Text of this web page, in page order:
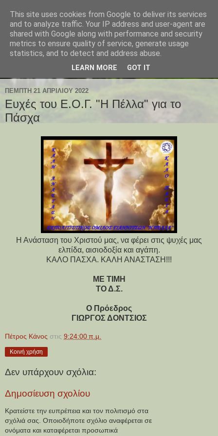
ΠΈΜΠΤΗ 21 ΑΠΡΙΛΊΟΥ 2022
Ευχές του Ε.Ο.Γ. "Η Πέλλα" για το
Πάσχα
Η Ανάσταση του Χριστού μας, να φέρει στις ψυχές μας
ελπίδα, αισιοδοξία και αγάπη.
ΚΑΛΟ ΠΑΣΧΑ. ΚΑΛΗ ΑΝΑΣΤΑΣΗ!!!
ΜΕ ΤΙΜΗ
ΤΟ Δ.Σ.
Ο Πρόεδρος
ΓΙΩΡΓΟΣ ΔΟΝΤΣΙΟΣ
Πέτρος Κάνος στις 9:24:00 π.μ.
Κοινή χρήση
Δεν υπάρχουν σχόλια:
Δημοσίευση σχολίου
Κρατείστε την ευπρέπεια και τον πολιτισμό στα
σχόλιά σας. Οποιοδήποτε σχόλιο αναφέρεται σε
ονόματα και καταφέρεται προσωπικά
This site uses cookies from Google to deliver its services
and to analyze traffic. Your IP address and user-agent are
shared with Google along with performance and security
metrics to ensure quality of service, generate usage
statistics, and to detect and address abuse.
LEARN MORE GOT IT